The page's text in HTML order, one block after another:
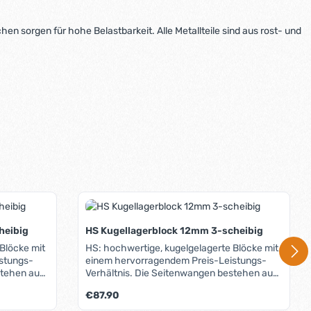
sorgen für hohe Belastbarkeit. Alle Metallteile sind aus rost- und
mit
HS Kugellagerblock 12mm 3-scheibig
HS: hochwertige, kugelgelagerte Blöcke mit
einem hervorragendem Preis-Leistungs-
Verhältnis. Die Seitenwangen bestehen aus
sind seewasser- und formbeständig.
Regulärer Preis:
€87.90